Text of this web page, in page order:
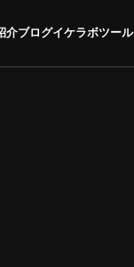
介ブログイケラボツール